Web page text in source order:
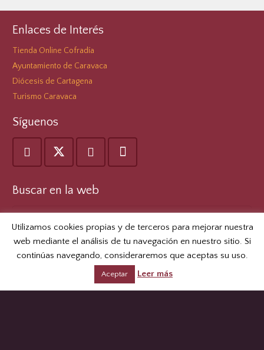
Enlaces de Interés
Tienda Online Cofradía
Ayuntamiento de Caravaca
Diócesis de Cartagena
Turismo Caravaca
Síguenos
Buscar en la web
Buscar:
Contacto
C/ Las Monjas, 9 Caravaca de la Cruz (Murcia)
968 70 75 28
Utilizamos cookies propias y de terceros para mejorar nuestra
web mediante el análisis de tu navegación en nuestro sitio. Si
continúas navegando, consideraremos que aceptas su uso.
Aceptar Leer más